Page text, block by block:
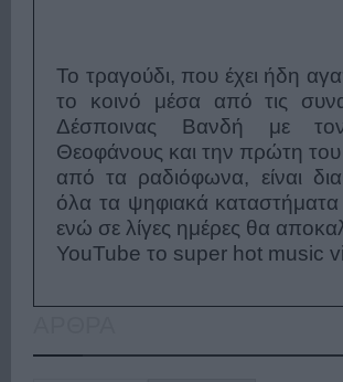
Το τραγούδι, που έχει ήδη
το κοινό μέσα από τις
Δέσποινας Βανδή με
Θεοφάνους και την πρώτη
από τα ραδιόφωνα, είναι
όλα τα ψηφιακά καταστήματα
ενώ σε λίγες ημέρες θα
YouTube το super hot music